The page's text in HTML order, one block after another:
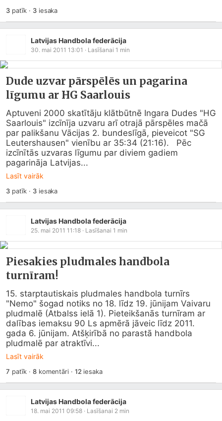
3patīk · 3iesaka
Latvijas Handbola federācija
30. mai 2011 13:01 · Lasīšanai 1 min
Dude uzvar pārspēlēs un pagarina
līgumu ar HG Saarlouis
Aptuveni 2000 skatītāju klātbūtnē Ingara Dudes "HG
Saarlouis" izcīnīja uzvaru arī otrajā pārspēles mačā
par palikšanu Vācijas 2. bundeslīgā, pieveicot "SG
Leutershausen" vienību ar 35:34 (21:16).   Pēc
izcīnītās uzvaras līgumu par diviem gadiem
pagarināja Latvijas...
Lasīt vairāk
3patīk · 3iesaka
Latvijas Handbola federācija
25. mai 2011 11:18 · Lasīšanai 1 min
Piesakies pludmales handbola
turnīram!
15. starptautiskais pludmales handbola turnīrs
"Nemo" šogad notiks no 18. līdz 19. jūnijam Vaivaru
pludmalē (Atbalss ielā 1). Pieteikšanās turnīram ar
dalības iemaksu 90 Ls apmērā jāveic līdz 2011.
gada 6. jūnijam. Atšķirībā no parastā handbola
pludmalē par atraktīvi...
Lasīt vairāk
7 patīk ·8komentāri · 12 iesaka
Latvijas Handbola federācija
18. mai 2011 09:58 · Lasīšanai 2 min